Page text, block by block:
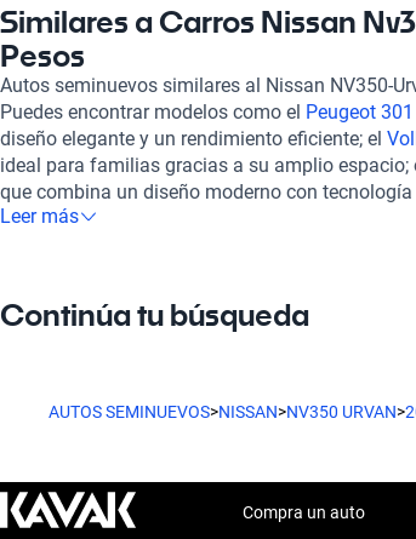
personalizados que se adaptan a tus
haciéndola conveniente y rápida, y contamos
experiencia incluso después de la compra. Si
rango de precio, considera elSubaru XV 2013
diseño moderno. Otra alternativa es elBuick
confort y tecnología. También está elChevrolet
gran rendimiento de combustible. En Kavak, la
ofrecerte cada vehículo seminuevo.
Similares a Carros Nissan
Pesos
Autos seminuevos similares al Nissan NV350-
Puedes encontrar modelos como el Peugeot
diseño elegante y un rendimiento eficiente; el
ideal para familias gracias a su amplio espacio;
que combina un diseño moderno con
características competitivas y se ajustan
Leer más
Continúa tu búsqueda
AUTOS SEMINUEVOS>NISSAN>NV350 URVAN>
Compra un auto